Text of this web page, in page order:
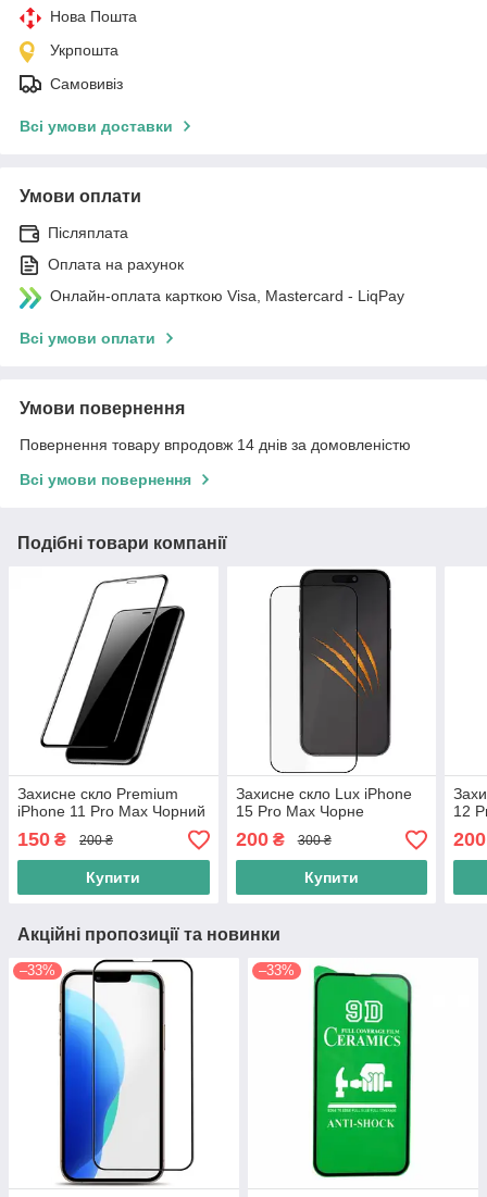
Нова Пошта
Укрпошта
Самовивіз
Всі умови доставки
Умови оплати
Післяплата
Оплата на рахунок
Онлайн-оплата карткою Visa, Mastercard - LiqPay
Всі умови оплати
Умови повернення
Повернення товару впродовж 14 днів за домовленістю
Всі умови повернення
Подібні товари компанії
Захисне скло Premium
iPhone 11 Pro Max Чорний
150 ₴ 200 ₴
Купити
Захисне скло Lux iPhone
15 Pro Max Чорне
200₴ 300 ₴
Купити
12
200
Акційні пропозиції та новинки
–33% –33%